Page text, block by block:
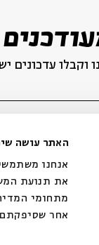
האתר עושה
את תנועת
מתחומי
אחר
וקבלו עדכונים